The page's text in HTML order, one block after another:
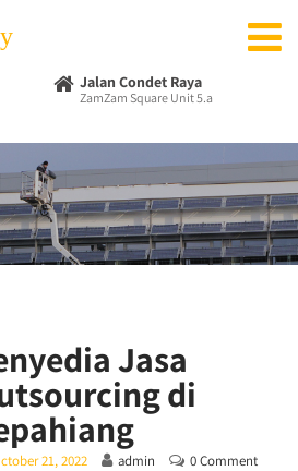
Jalan Condet Raya
ZamZam Square Unit 5.a
Jasa
di
21, 2022 admin
0 Comment